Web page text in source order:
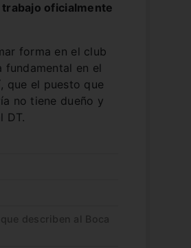
oficialmente
forma en el club
fundamental en el
que el puesto que
no tiene dueño y
DT.
describen al Boca